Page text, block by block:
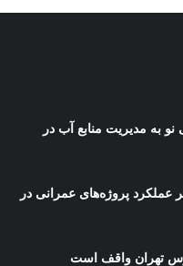
به مدیریت منابع آب در
عملکرد پروژه‌های عمرانی در
تهران واقف است